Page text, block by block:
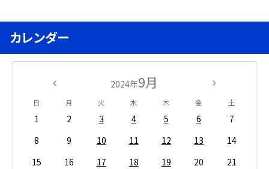
カレンダー
2024年9月
日 月 火 水 木 金 土
1 2 3 4 5 6
7
8
9 10 11 12 13
14
15
16 17 18 19 20
21